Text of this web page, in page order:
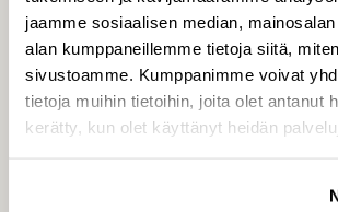
jaamme sosiaalisen median,
alan kumppaneillemme tietoja siitä,
sivustoamme. Kumppanimme voivat
tietoja muihin tietoihin, joita olet antanut
kerätty, kun olet käyttänyt heidän
“Cloud2:ssa on
lähestymistapa organisaatioon.
on vahva ja maanläheinen, ja se
välittämisenä niin työntekijöistä
yhtiön osakkaita. Positiivinen